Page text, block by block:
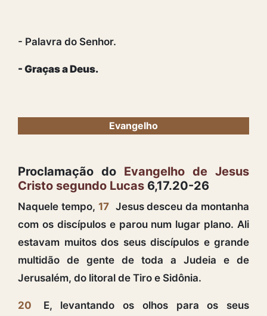
- Palavra do Senhor.
- Graças a Deus.
Evangelho
Proclamação do Evangelho de Jesus
Cristo segundo Lucas 6,17.20-26
Naquele tempo, 17 Jesus desceu da montanha
com os discípulos e parou num lugar plano. Ali
estavam muitos dos seus discípulos e grande
multidão de gente de toda a Judeia e de
Jerusalém, do litoral de Tiro e Sidônia.
20
E, levantando os olhos para os seus